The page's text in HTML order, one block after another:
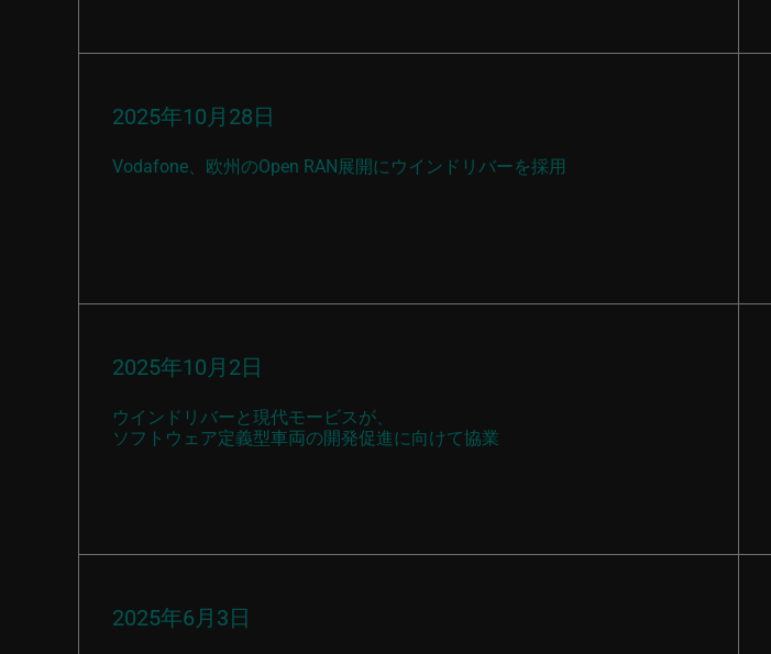
2025年10月28日
Vodafone、欧州のOpen RAN展開にウインドリバーを採用
2025年10月2日
ウインドリバーと現代モービスが、
ソフトウェア定義型車両の開発促進に向けて協業
2025年6月3日